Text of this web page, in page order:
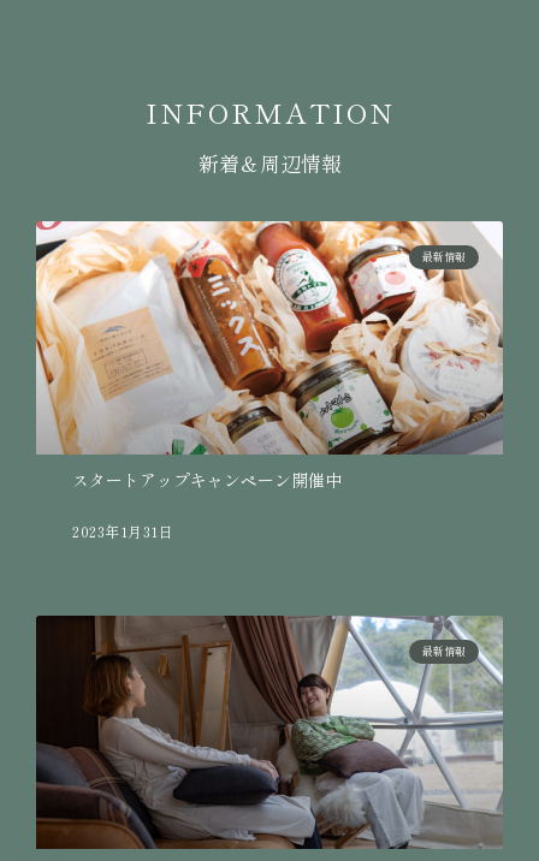
INFORMATION
新着＆周辺情報
最新情報
スタートアップキャンペーン開催中
2023年1月31日
最新情報